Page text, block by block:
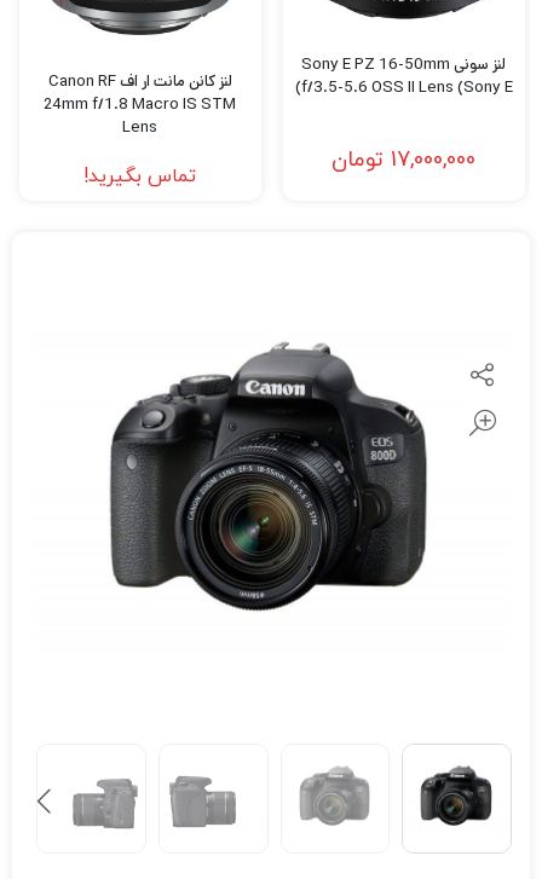
لنز سونی Sony E PZ 16-50mm
f/3.5-5.6 OSS II Lens (Sony E)
17,000,000 تومان
لنز کانن مانت ار اف Canon RF
24mm f/1.8 Macro IS STM
Lens
تماس بگیرید!